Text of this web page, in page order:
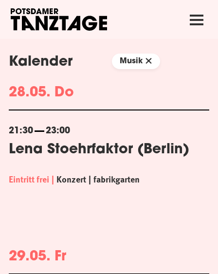
Kalender Musik
28.05. Do
21:30 23:00
Lena Stoehrfaktor (Berlin)
Eintritt frei Konzert fabrikgarten
29.05. Fr